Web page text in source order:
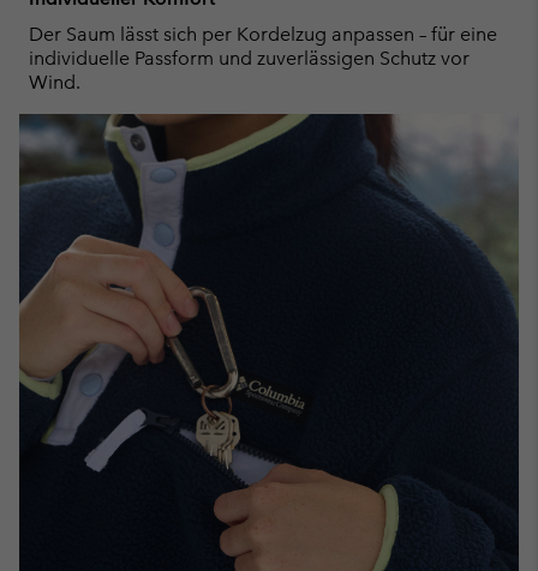
Der Saum lässt sich per Kordelzug anpassen – für eine
individuelle Passform und zuverlässigen Schutz vor
Wind.